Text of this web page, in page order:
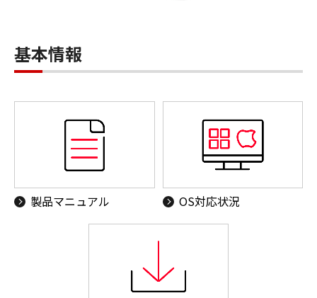
基本情報
製品マニュアル OS対応状況